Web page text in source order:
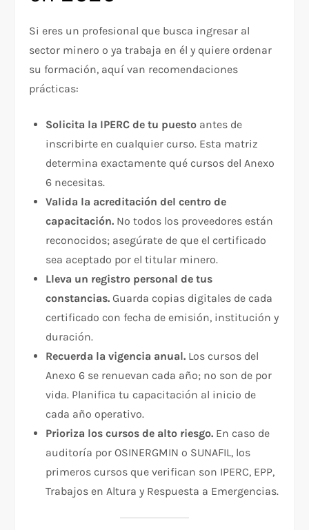
Si eres un profesional que busca ingresar al
sector minero o ya trabaja en él y quiere ordenar
su formación, aquí van recomendaciones
prácticas:
Solicita la IPERC de tu puesto antes de
inscribirte en cualquier curso. Esta matriz
determina exactamente qué cursos del Anexo
6 necesitas.
Valida la acreditación del centro de
capacitación. No todos los proveedores están
reconocidos; asegúrate de que el certificado
sea aceptado por el titular minero.
Lleva un registro personal de tus
constancias. Guarda copias digitales de cada
certificado con fecha de emisión, institución y
duración.
Recuerda la vigencia anual. Los cursos del
Anexo 6 se renuevan cada año; no son de por
vida. Planifica tu capacitación al inicio de
cada año operativo.
Prioriza los cursos de alto riesgo. En caso de
auditoría por OSINERGMIN o SUNAFIL, los
primeros cursos que verifican son IPERC, EPP,
Trabajos en Altura y Respuesta a Emergencias.